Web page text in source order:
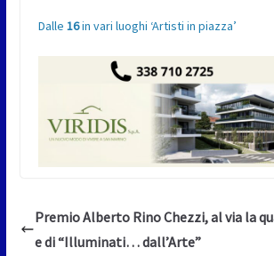
Dalle 16in vari luoghi ‘Artisti in piazza’
Premio Alberto Rino Chezzi, al via la
e di “Illuminati… dall’Arte”